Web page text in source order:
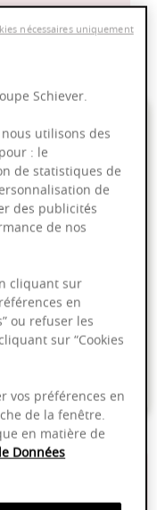
/ L
Schiever.
utilisons des
: le
de statistiques de
de
des publicités
de nos
cliquant sur
en
ou refuser les
sur “Cookies
vos préférences en
de la fenêtre.
en matière de
Données
nécessaires uniquement